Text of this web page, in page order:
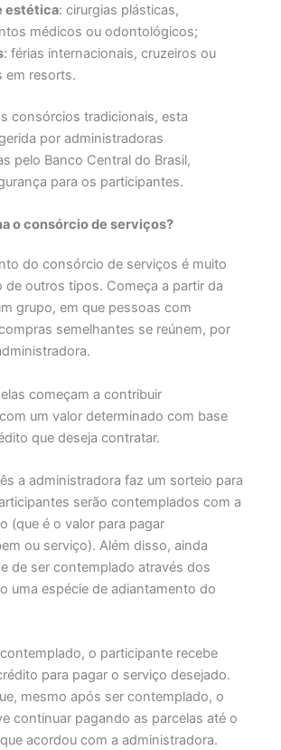
estética: cirurgias plásticas,
médicos ou odontológicos;
: férias internacionais, cruzeiros ou
em resorts.
consórcios tradicionais, esta
por administradoras
pelo Banco Central do Brasil,
para os participantes.
o consórcio de serviços?
do consórcio de serviços é muito
de outros tipos. Começa a partir da
grupo, em que pessoas com
semelhantes se reúnem, por
começam a contribuir
um valor determinado com base
que deseja contratar.
a administradora faz um sorteio para
serão contemplados com a
(que é o valor para pagar
ou serviço). Além disso, ainda
de ser contemplado através dos
uma espécie de adiantamento do
o participante recebe
para pagar o serviço desejado.
mesmo após ser contemplado, o
continuar pagando as parcelas até o
acordou com a administradora.